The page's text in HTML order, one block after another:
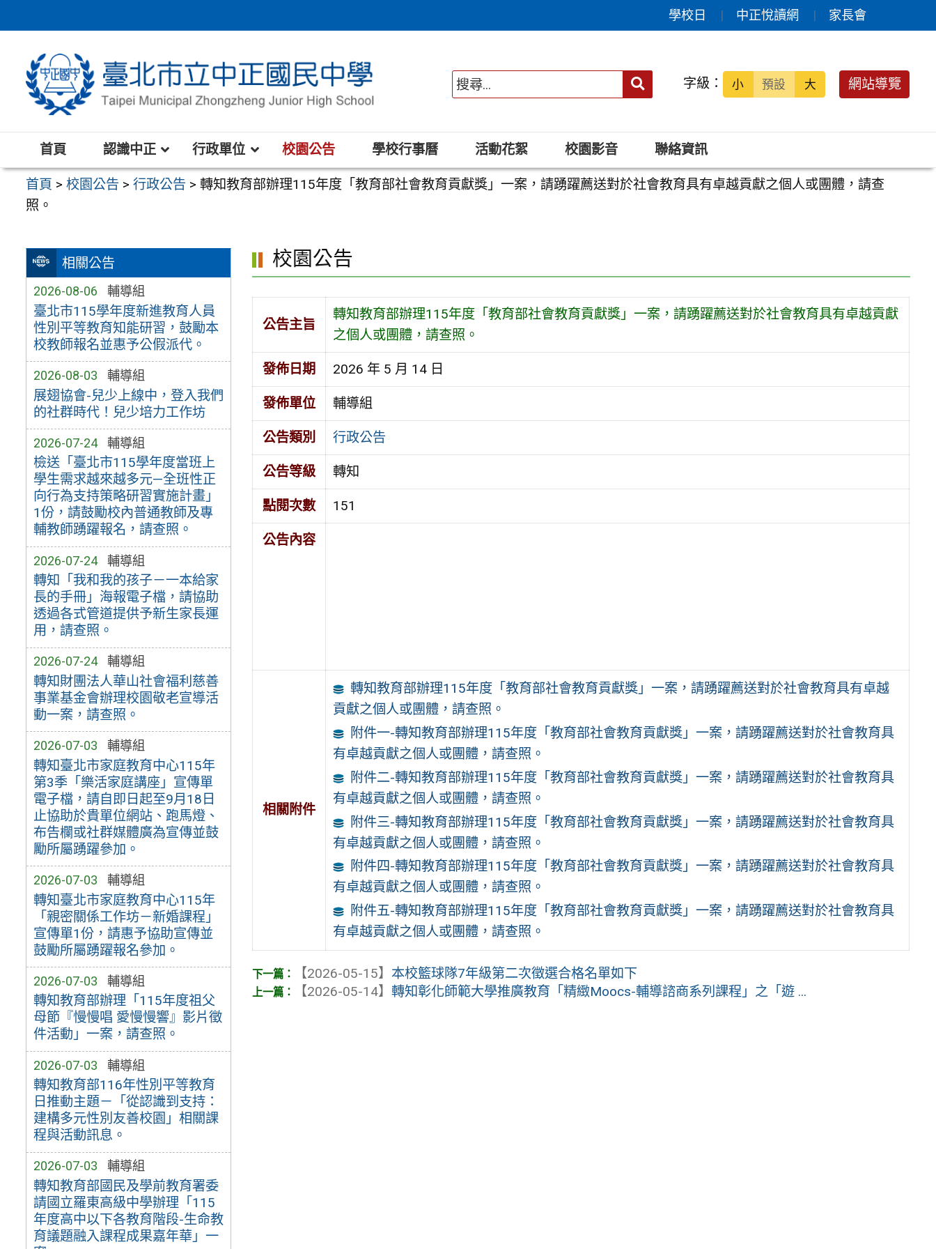
至
區
學校日 中正悅讀網 家長會
送出 字級： 小 預設 大 網站導覽
首頁 認識中正 行政單位 校園公告 學校行事曆 活動花絮 校園影音 聯絡資訊
首頁 >校園公告 >行政公告 >轉知教育部辦理115年度「教育部社會教育貢獻獎」一案，請踴躍薦送對於社會教育具有卓越貢獻之個人或團體，請查
照。
相關公告
2026-08-06 輔導組
臺北市115學年度新進教育人員
性別平等教育知能研習，鼓勵本
校教師報名並惠予公假派代。
2026-08-03 輔導組
展翅協會-兒少上線中，登入我們
的社群時代！兒少培力工作坊
2026-07-24 輔導組
檢送「臺北市115學年度當班上
學生需求越來越多元—全班性正
向行為支持策略研習實施計畫」
1份，請鼓勵校內普通教師及專
輔教師踴躍報名，請查照。
2026-07-24 輔導組
轉知「我和我的孩子－一本給家
長的手冊」海報電子檔，請協助
透過各式管道提供予新生家長運
用，請查照。
2026-07-24 輔導組
轉知財團法人華山社會福利慈善
事業基金會辦理校園敬老宣導活
動一案，請查照。
2026-07-03 輔導組
轉知臺北市家庭教育中心115年
第3季「樂活家庭講座」宣傳單
電子檔，請自即日起至9月18日
止協助於貴單位網站、跑馬燈、
布告欄或社群媒體廣為宣傳並鼓
勵所屬踴躍參加。
2026-07-03 輔導組
轉知臺北市家庭教育中心115年
「親密關係工作坊－新婚課程」
宣傳單1份，請惠予協助宣傳並
鼓勵所屬踴躍報名參加。
2026-07-03 輔導組
轉知教育部辦理「115年度祖父
母節『慢慢唱 愛慢慢響』影片徵
件活動」一案，請查照。
2026-07-03 輔導組
轉知教育部116年性別平等教育
日推動主題－「從認識到支持：
建構多元性別友善校園」相關課
程與活動訊息。
2026-07-03 輔導組
轉知教育部國民及學前教育署委
請國立羅東高級中學辦理「115
年度高中以下各教育階段-生命教
育議題融入課程成果嘉年華」一
校園公告
公告主旨
轉知教育部辦理115年度「教育部社會教育貢獻獎」一案，請踴躍薦送對於社會教育具有卓越貢獻
之個人或團體，請查照。
發佈日期 2026 年 5 月 14 日
發佈單位 輔導組
公告類別 行政公告
公告等級 轉知
點閱次數 151
公告內容
相關附件
轉知教育部辦理115年度「教育部社會教育貢獻獎」一案，請踴躍薦送對於社會教育具有卓越
貢獻之個人或團體，請查照。
附件一-轉知教育部辦理115年度「教育部社會教育貢獻獎」一案，請踴躍薦送對於社會教育具
有卓越貢獻之個人或團體，請查照。
附件二-轉知教育部辦理115年度「教育部社會教育貢獻獎」一案，請踴躍薦送對於社會教育具
有卓越貢獻之個人或團體，請查照。
附件三-轉知教育部辦理115年度「教育部社會教育貢獻獎」一案，請踴躍薦送對於社會教育具
有卓越貢獻之個人或團體，請查照。
附件四-轉知教育部辦理115年度「教育部社會教育貢獻獎」一案，請踴躍薦送對於社會教育具
有卓越貢獻之個人或團體，請查照。
附件五-轉知教育部辦理115年度「教育部社會教育貢獻獎」一案，請踴躍薦送對於社會教育具
有卓越貢獻之個人或團體，請查照。
【2026-05-15】 本校籃球隊7年級第二次徵選合格名單如下
【2026-05-14】轉知彰化師範大學推廣教育「精緻Moocs-輔導諮商系列課程」之「遊 ...